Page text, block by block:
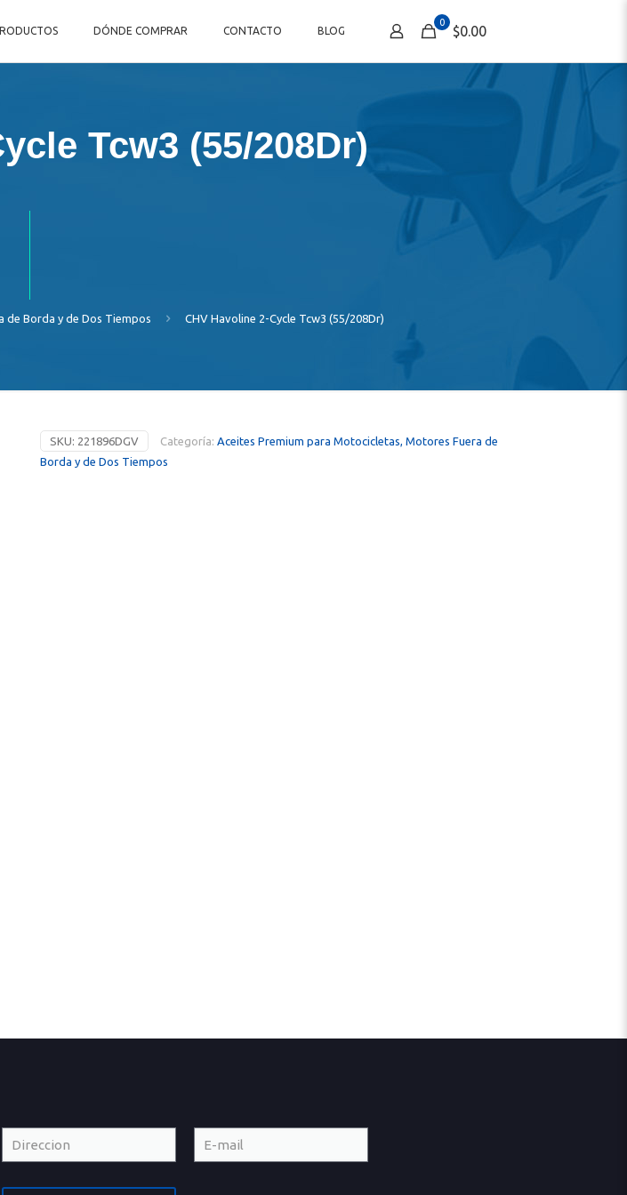
DÓNDE COMPRAR CONTACTO BLOG
0
$0.00
Tcw3 (55/208Dr)
de Borda y de Dos Tiempos CHV Havoline 2-Cycle Tcw3 (55/208Dr)
SKU: 221896DGV Categoría: Aceites Premium para Motocicletas, Motores Fuera de
Borda y de Dos Tiempos